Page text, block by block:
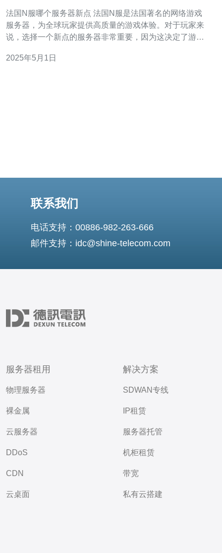
法国N服哪个服务器新点 法国N服是法国著名的网络游戏
服务器，为全球玩家提供高质量的游戏体验。对于玩家来
说，选择一个新点的服务器非常重要，因为这决定了游戏
择，每个服务器都有其特点和优势。 服务器A是法国N服中
2025年5月1日
联系我们
电话支持：00886-982-263-666
邮件支持：idc@shine-telecom.com
服务器租用
物理服务器
裸金属
云服务器
DDoS
CDN
云桌面
解决方案
SDWAN专线
IP租赁
服务器托管
机柜租赁
带宽
私有云搭建